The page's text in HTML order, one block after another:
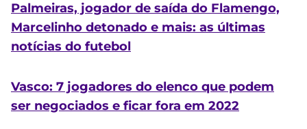
Palmeiras, jogador de saída do Flamengo,
Marcelinho detonado e mais: as últimas
notícias do futebol
Vasco: 7 jogadores do elenco que podem
ser negociados e ficar fora em 2022